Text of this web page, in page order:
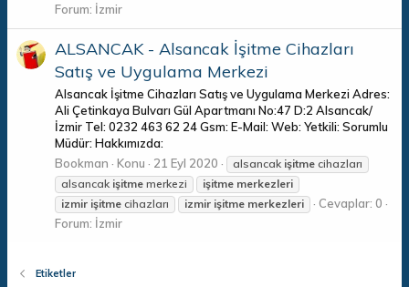
Forum: İzmir
ALSANCAK - Alsancak İşitme Cihazları
Satış ve Uygulama Merkezi
Alsancak İşitme Cihazları Satış ve Uygulama Merkezi Adres:
Ali Çetinkaya Bulvarı Gül Apartmanı No:47 D:2 Alsancak/
İzmir Tel: 0232 463 62 24 Gsm: E-Mail: Web: Yetkili: Sorumlu
Müdür: Hakkımızda:
Bookman
Konu 21 Eyl 2020 alsancak işitme cihazları
alsancak işitme merkezi işitme merkezleri
izmir işitme cihazları izmir işitme merkezleri
Cevaplar: 0
Forum: İzmir
Etiketler